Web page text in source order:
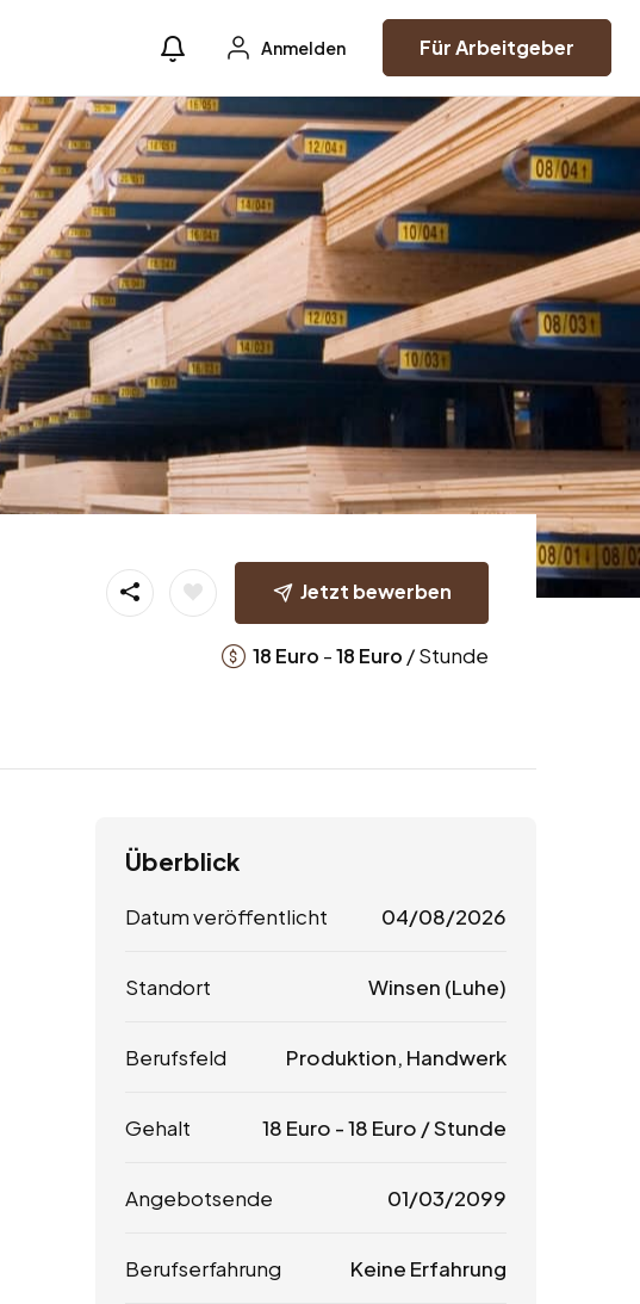
Anmelden Für Arbeitgeber
Jetzt bewerben
18 Euro -18 Euro / Stunde
Überblick
Datum veröffentlicht 04/08/2026
Standort Winsen (Luhe)
Berufsfeld Produktion, Handwerk
Gehalt 18 Euro -18 Euro / Stunde
Angebotsende 01/03/2099
Berufserfahrung Keine Erfahrung